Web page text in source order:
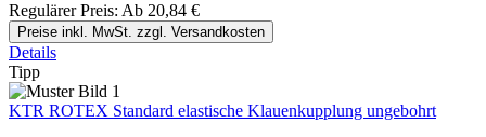
Regulärer Preis: Ab 20,84 €
Preise inkl. MwSt. zzgl. Versandkosten
Details
Tipp
KTR ROTEX Standard elastische Klauenkupplung ungebohrt